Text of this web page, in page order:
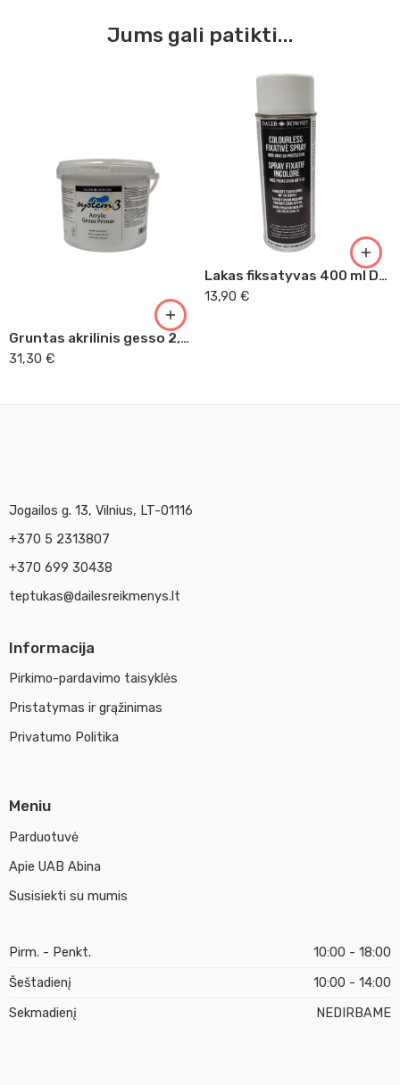
Jums gali patikti...
Gruntas akrilinis gesso 2,25 l Daler Rowney
31,30 €
Lakas fiksatyvas 400 ml Daler Rowney 400 ml
13,90 €
Jogailos g. 13, Vilnius, LT-01116
+370 5 2313807
+370 699 30438
teptukas@dailesreikmenys.lt
Informacija
Pirkimo-pardavimo taisyklės
Pristatymas ir grąžinimas
Privatumo Politika
Meniu
Parduotuvė
Apie UAB Abina
Susisiekti su mumis
Pirm. - Penkt.
10:00 - 18:00
Šeštadienį
10:00 - 14:00
Sekmadienį
NEDIRBAME